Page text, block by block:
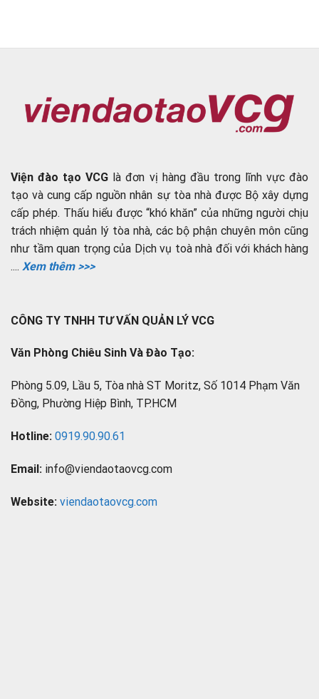
Viện đào tạo VCG là đơn vị hàng đầu trong lĩnh vực đào
tạo và cung cấp nguồn nhân sự tòa nhà được Bộ xây dựng
cấp phép. Thấu hiểu được “khó khăn” của những người chịu
trách nhiệm quản lý tòa nhà, các bộ phận chuyên môn cũng
như tầm quan trọng của Dịch vụ toà nhà đối với khách hàng
.... Xem thêm >>>
CÔNG TY TNHH TƯ VẤN QUẢN LÝ VCG
Văn Phòng Chiêu Sinh Và Đào Tạo:
Phòng 5.09, Lầu 5, Tòa nhà ST Moritz, Số 1014 Phạm Văn
Đồng, Phường Hiệp Bình, TP.HCM
Hotline: 0919.90.90.61
Email: info@viendaotaovcg.com
Website: viendaotaovcg.com